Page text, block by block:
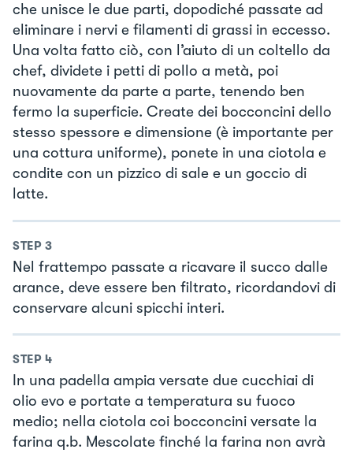
che unisce le due parti, dopodiché passate ad
eliminare i nervi e filamenti di grassi in eccesso.
Una volta fatto ciò, con l’aiuto di un coltello da
chef, dividete i petti di pollo a metà, poi
nuovamente da parte a parte, tenendo ben
fermo la superficie. Create dei bocconcini dello
stesso spessore e dimensione (è importante per
una cottura uniforme), ponete in una ciotola e
condite con un pizzico di sale e un goccio di
latte.
STEP 3
Nel frattempo passate a ricavare il succo dalle
arance, deve essere ben filtrato, ricordandovi di
conservare alcuni spicchi interi.
STEP 4
In una padella ampia versate due cucchiai di
olio evo e portate a temperatura su fuoco
medio; nella ciotola coi bocconcini versate la
farina q.b. Mescolate finché la farina non avrà